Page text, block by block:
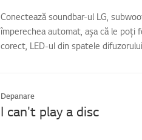
Conectează soundbar-ul LG,
împerechea automat, așa că le poți
corect, LED-ul din spatele
Depanare
I can't play a disc